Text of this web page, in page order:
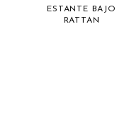
ESTANTE BAJO
RATTAN